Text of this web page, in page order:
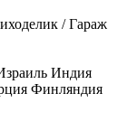
/ Гараж
Индия
Финляндия